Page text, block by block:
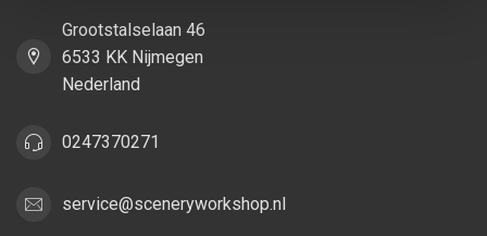
Grootstalselaan 46
6533 KK Nijmegen
Nederland
0247370271
service@sceneryworkshop.nl